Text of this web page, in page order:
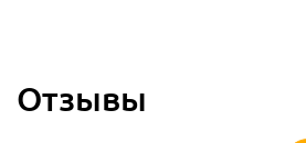
Отзывы